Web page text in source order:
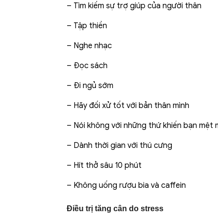
– Tìm kiếm sự trợ giúp của người thân
– Tập thiền
– Nghe nhạc
– Đọc sách
– Đi ngủ sớm
– Hãy đối xử tốt với bản thân mình
– Nói không với những thứ khiến bạn mệt
– Dành thời gian với thú cưng
– Hít thở sâu 10 phút
– Không uống rượu bia và caffein
Điều trị tăng cân do stress